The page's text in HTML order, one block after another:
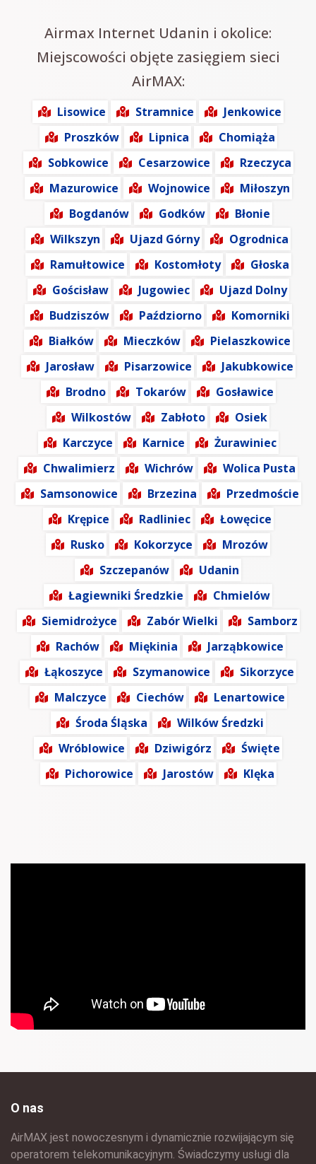
Airmax Internet Udanin i okolice:
Miejscowości objęte zasięgiem sieci
AirMAX:
Lisowice Stramnice
Jenkowice
Proszków
Lipnica
Chomiąża
Sobkowice
Cesarzowice
Rzeczyca
Mazurowice
Wojnowice
Miłoszyn
Bogdanów
Godków
Błonie
Wilkszyn
Ujazd Górny
Ogrodnica
Ramułtowice
Kostomłoty
Głoska
Gościsław
Jugowiec
Ujazd Dolny
Budziszów
Paździorno
Komorniki
Białków
Mieczków
Pielaszkowice
Jarosław
Pisarzowice
Jakubkowice
Brodno
Tokarów
Gosławice
Wilkostów
Zabłoto
Osiek
Karczyce
Karnice
Żurawiniec
Chwalimierz
Wichrów
Wolica Pusta
Samsonowice
Brzezina
Przedmoście
Krępice
Radliniec
Łowęcice
Rusko
Kokorzyce
Mrozów
Szczepanów
Udanin
Łagiewniki Średzkie
Chmielów
Siemidrożyce
Zabór Wielki
Samborz
Rachów
Miękinia
Jarząbkowice
Łąkoszyce
Szymanowice
Sikorzyce
Malczyce
Ciechów
Lenartowice
Środa Śląska
Wilków Średzki
Wróblowice
Dziwigórz
Święte
Pichorowice
Jarostów Klęka
O nas
AirMAX jest nowoczesnym i dynamicznie rozwijającym się
operatorem telekomunikacyjnym. Świadczymy usługi dla